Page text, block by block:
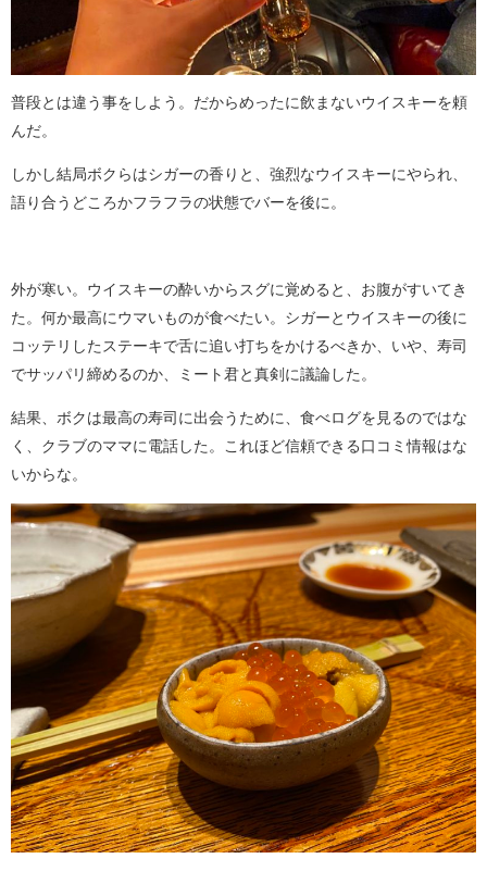
普段とは違う事をしよう。だからめったに飲まないウイスキーを頼
んだ。
しかし結局ボクらはシガーの香りと、強烈なウイスキーにやられ、
語り合うどころかフラフラの状態でバーを後に。
外が寒い。ウイスキーの酔いからスグに覚めると、お腹がすいてき
た。何か最高にウマいものが食べたい。シガーとウイスキーの後に
コッテリしたステーキで舌に追い打ちをかけるべきか、いや、寿司
でサッパリ締めるのか、ミート君と真剣に議論した。
結果、ボクは最高の寿司に出会うために、食べログを見るのではな
く、クラブのママに電話した。これほど信頼できる口コミ情報はな
いからな。